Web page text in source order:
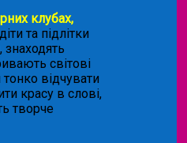
клубах,
та підлітки
знаходять
світові
тонко відчувати
красу в слові,
творче